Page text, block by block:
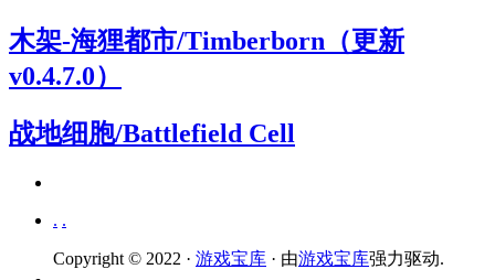
木架-海狸都市/Timberborn（更新
v0.4.7.0）
战地细胞/Battlefield Cell
. .
Copyright © 2022 · 游戏宝库 · 由游戏宝库强力驱动.